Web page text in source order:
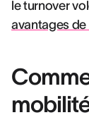
le turnover
avantages